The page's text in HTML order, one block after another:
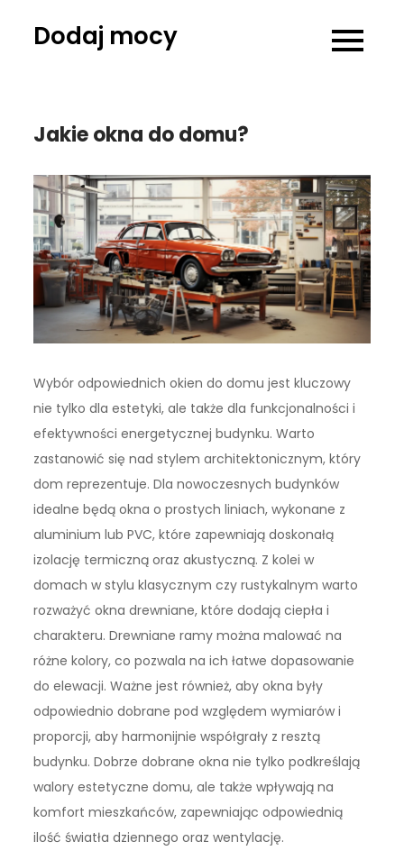
Dodaj mocy
Jakie okna do domu?
Wybór odpowiednich okien do domu jest kluczowy
nie tylko dla estetyki, ale także dla funkcjonalności i
efektywności energetycznej budynku. Warto
zastanowić się nad stylem architektonicznym, który
dom reprezentuje. Dla nowoczesnych budynków
idealne będą okna o prostych liniach, wykonane z
aluminium lub PVC, które zapewniają doskonałą
izolację termiczną oraz akustyczną. Z kolei w
domach w stylu klasycznym czy rustykalnym warto
rozważyć okna drewniane, które dodają ciepła i
charakteru. Drewniane ramy można malować na
różne kolory, co pozwala na ich łatwe dopasowanie
do elewacji. Ważne jest również, aby okna były
odpowiednio dobrane pod względem wymiarów i
proporcji, aby harmonijnie współgrały z resztą
budynku. Dobrze dobrane okna nie tylko podkreślają
walory estetyczne domu, ale także wpływają na
komfort mieszkańców, zapewniając odpowiednią
ilość światła dziennego oraz wentylację.